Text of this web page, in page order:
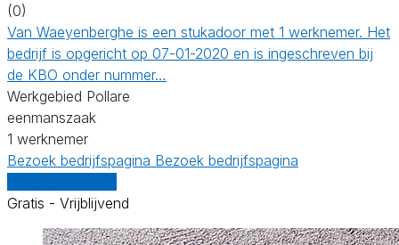
(0)
Van Waeyenberghe is een stukadoor met 1 werknemer. Het
bedrijf is opgericht op 07-01-2020 en is ingeschreven bij
de KBO onder nummer…
Werkgebied Pollare
eenmanszaak
1 werknemer
Bezoek bedrijfspagina Bezoek bedrijfspagina
Gratis - Vrijblijvend